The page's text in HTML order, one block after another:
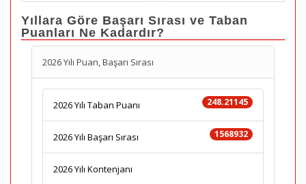
Yıllara Göre Başarı Sırası ve Taban
Puanları Ne Kadardır?
2026 Yılı Puan, Başarı Sırası
248.21145
2026 Yılı Taban Puanı
1568932
2026 Yılı Başarı Sırası
2026 Yılı Kontenjanı